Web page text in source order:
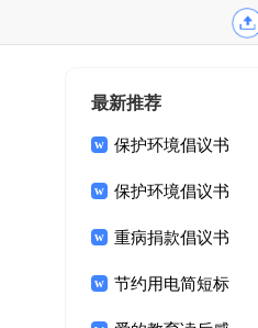
最新推荐
保护环境倡议书
【推荐】
保护环境倡议书
【热】重病捐款倡议书
范文锦集八篇
节约用电简短标